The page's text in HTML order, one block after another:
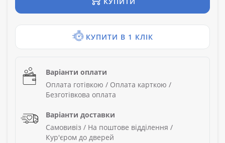
КУПИТИ В 1 КЛІК
Варіанти оплати
Оплата готівкою / Оплата карткою /
Безготівкова оплата
Варіанти доставки
Самовивіз / На поштове відділення /
Кур'єром до дверей